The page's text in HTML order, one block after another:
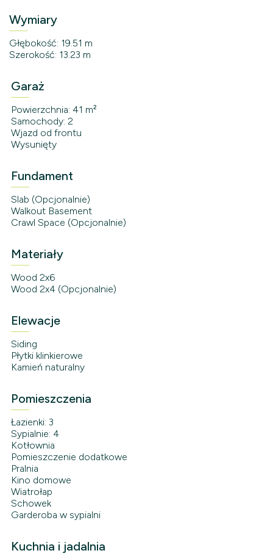
Wymiary
Głębokość: 19.51 m
Szerokość: 13.23 m
Garaż
Powierzchnia: 41 m²
Samochody: 2
Wjazd od frontu
Wysunięty
Fundament
Slab (Opcjonalnie)
Walkout Basement
Crawl Space (Opcjonalnie)
Materiały
Wood 2x6
Wood 2x4 (Opcjonalnie)
Elewacje
Siding
Płytki klinkierowe
Kamień naturalny
Pomieszczenia
Łazienki: 3
Sypialnie: 4
Kotłownia
Pomieszczenie dodatkowe
Pralnia
Kino domowe
Wiatrołap
Schowek
Garderoba w sypialni
Kuchnia i jadalnia